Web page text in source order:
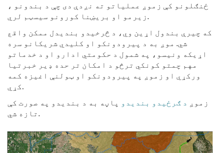
ځنګلونو کې زموږ عملیاتو ته نږدې دی چې د بندونو ،
زیرمو او بریښنا کورونو سیسټم لري.
که چیرې بندول اړین وي، د څرخیدو بندیدل ممکن واقع
شي. موږ به د پیرودونکو او کلیدي شریکانو سره
اړیکه ونیسو، په شمول د حکومتي ادارو او د خدماتو
مهم چمتو کونکي ترڅو د امکان تر حده ډیر خبرتیا
ورکړي او زموږ په پیرودونکو او ټولنې اغیزه کمه
کړي.
زموږ د ګرځیدو بندیدو پاڼه به د بندیدو په صورت کې
تازه شي.